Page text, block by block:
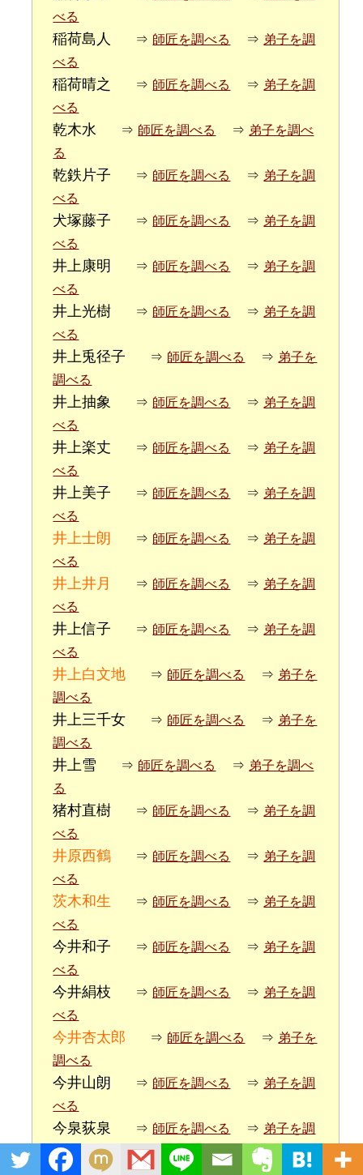
べる
稲荷島人 ⇒ 師匠を調べる ⇒ 弟子を調
べる
稲荷晴之 ⇒ 師匠を調べる ⇒ 弟子を調
べる
乾木水 ⇒ 師匠を調べる ⇒ 弟子を調べ
る
乾鉄片子 ⇒ 師匠を調べる ⇒ 弟子を調
べる
犬塚藤子 ⇒ 師匠を調べる ⇒ 弟子を調
べる
井上康明 ⇒ 師匠を調べる ⇒ 弟子を調
べる
井上光樹 ⇒ 師匠を調べる ⇒ 弟子を調
べる
井上兎径子 ⇒ 師匠を調べる ⇒ 弟子を
調べる
井上抽象 ⇒ 師匠を調べる ⇒ 弟子を調
べる
井上楽丈 ⇒ 師匠を調べる ⇒ 弟子を調
べる
井上美子 ⇒ 師匠を調べる ⇒ 弟子を調
べる
井上士朗 ⇒ 師匠を調べる ⇒ 弟子を調
べる
井上井月 ⇒ 師匠を調べる ⇒ 弟子を調
べる
井上信子 ⇒ 師匠を調べる ⇒ 弟子を調
べる
井上白文地 ⇒ 師匠を調べる ⇒ 弟子を
調べる
井上三千女 ⇒ 師匠を調べる ⇒ 弟子を
調べる
井上雪 ⇒ 師匠を調べる ⇒ 弟子を調べ
る
猪村直樹 ⇒ 師匠を調べる ⇒ 弟子を調
べる
井原西鶴 ⇒ 師匠を調べる ⇒ 弟子を調
べる
茨木和生 ⇒ 師匠を調べる ⇒ 弟子を調
べる
今井和子 ⇒ 師匠を調べる ⇒ 弟子を調
べる
今井絹枝 ⇒ 師匠を調べる ⇒ 弟子を調
べる
今井杏太郎 ⇒ 師匠を調べる ⇒ 弟子を
調べる
今井山朗 ⇒ 師匠を調べる ⇒ 弟子を調
べる
今泉荻泉 ⇒ 師匠を調べる ⇒ 弟子を調
べる